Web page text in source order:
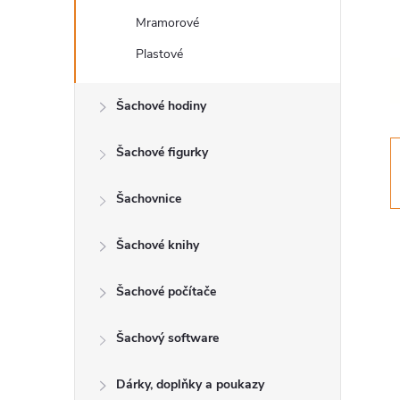
a
Mramorové
Plastové
Šachové hodiny
Šachové figurky
Šachovnice
Šachové knihy
Šachové počítače
Šachový software
Dárky, doplňky a poukazy